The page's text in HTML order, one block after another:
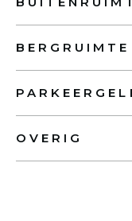
BERGRUIMTE
OVERIG